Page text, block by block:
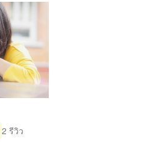
2 รีวิว